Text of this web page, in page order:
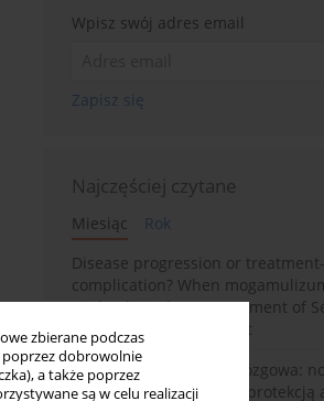
zbierane podczas
poprzez dobrowolnie
a także poprzez
są w celu realizacji
Wpisz swój adres email
Zapisz się
Najczęściej czytane
Miesiąc
Rok
Disease progression or
complication? When
misleads in the management of
syndrome: A case report
BPC-157 i oś jelitowo-mózgowa:
powiązania między cytoprotekcją